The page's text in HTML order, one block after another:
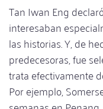
Tan Iwan Eng
interesaban
las historias. Y, de
predecesoras, fue
trata efectivamente
Por ejemplo,